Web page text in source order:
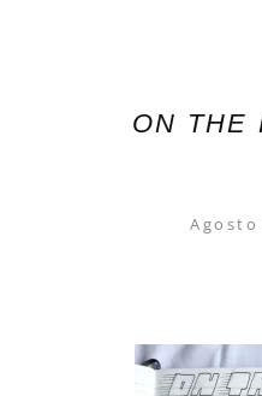
ON THE
Agosto